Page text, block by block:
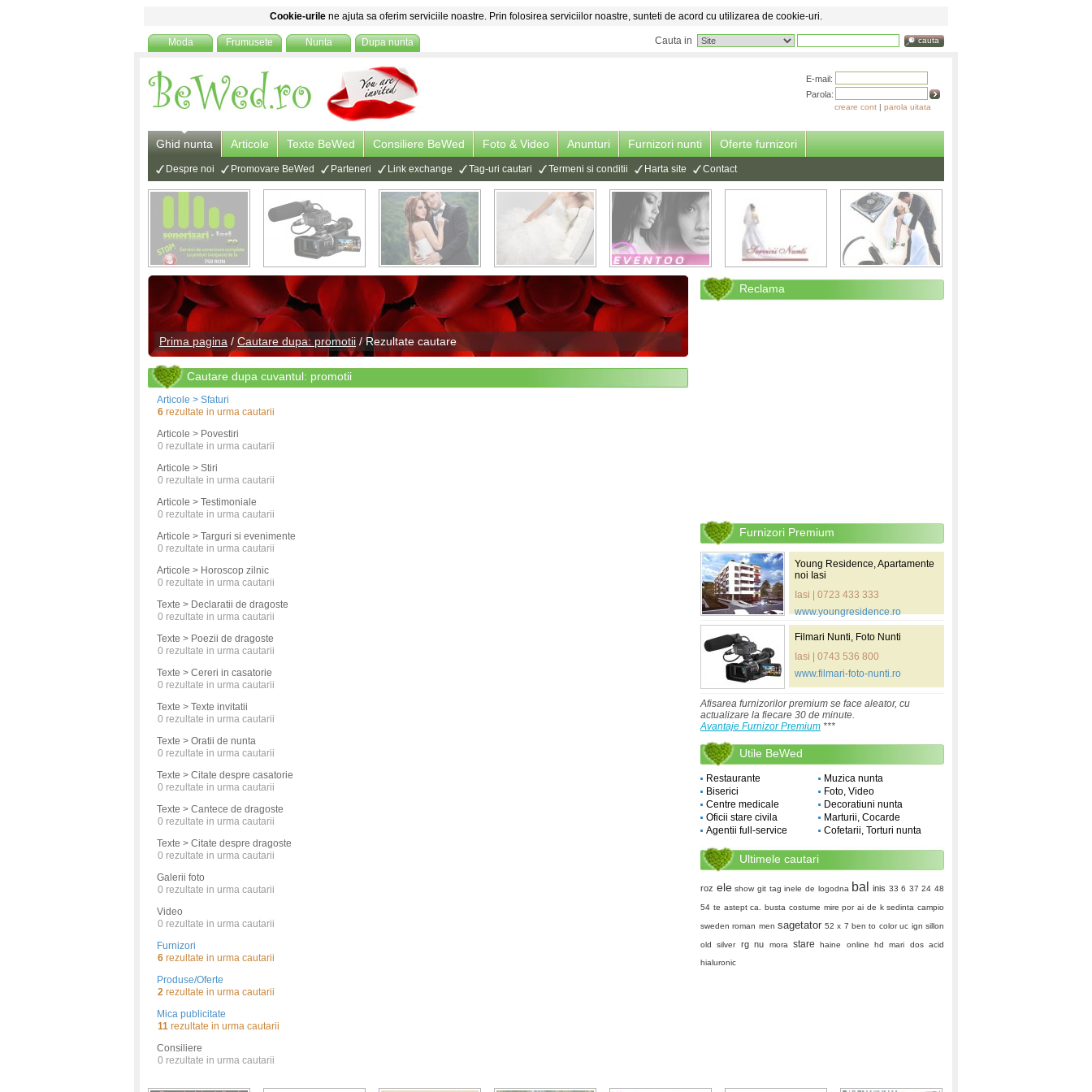
Cookie-urile ne ajuta sa oferim serviciile noastre. Prin folosirea serviciilor noastre, sunteti de acord cu utilizarea de cookie-uri.
Moda Frumusete Nunta Dupa nunta Cauta in cauta
E-mail:
Parola:
creare cont | parola uitata
Ghid nunta Articole Texte BeWed Consiliere BeWed Foto & Video Anunturi Furnizori nunti Oferte furnizori
Despre noi Promovare BeWed Parteneri Link exchange Tag-uri cautari Termeni si conditii Harta site Contact
Prima pagina / Cautare dupa: promotii / Rezultate cautare
Cautare dupa cuvantul: promotii
Articole > Sfaturi
6 rezultate in urma cautarii
Articole > Povestiri
0 rezultate in urma cautarii
Articole > Stiri
0 rezultate in urma cautarii
Articole > Testimoniale
0 rezultate in urma cautarii
Articole > Targuri si evenimente
0 rezultate in urma cautarii
Articole > Horoscop zilnic
0 rezultate in urma cautarii
Texte > Declaratii de dragoste
0 rezultate in urma cautarii
Texte > Poezii de dragoste
0 rezultate in urma cautarii
Texte > Cereri in casatorie
0 rezultate in urma cautarii
Texte > Texte invitatii
0 rezultate in urma cautarii
Texte > Oratii de nunta
0 rezultate in urma cautarii
Texte > Citate despre casatorie
0 rezultate in urma cautarii
Texte > Cantece de dragoste
0 rezultate in urma cautarii
Texte > Citate despre dragoste
0 rezultate in urma cautarii
Galerii foto
0 rezultate in urma cautarii
Video
0 rezultate in urma cautarii
Furnizori
6 rezultate in urma cautarii
Produse/Oferte
2 rezultate in urma cautarii
Mica publicitate
11 rezultate in urma cautarii
Consiliere
0 rezultate in urma cautarii
Reclama
Furnizori Premium
Young Residence, Apartamente
noi Iasi
Iasi | 0723 433 333
www.youngresidence.ro
Filmari Nunti, Foto Nunti
Iasi | 0743 536 800
www.filmari-foto-nunti.ro
Afisarea furnizorilor premium se face aleator, cu
actualizare la fiecare 30 de minute.
Avantaje Furnizor Premium ***
Utile BeWed
Restaurante
Biserici
Centre medicale
Oficii stare civila
Agentii full-service
Muzica nunta
Foto, Video
Decoratiuni nunta
Marturii, Cocarde
Cofetarii, Torturi nunta
Ultimele cautari
roz ele show git tag inele de logodna bal inis 33 6 37 24 48
54 te astept ca. busta costume mire por ai de k sedinta campio
sweden roman men sagetator 52 x 7 ben to color uc ign sillon
old silver rg nu mora stare haine online hd mari dos acid
hialuronic